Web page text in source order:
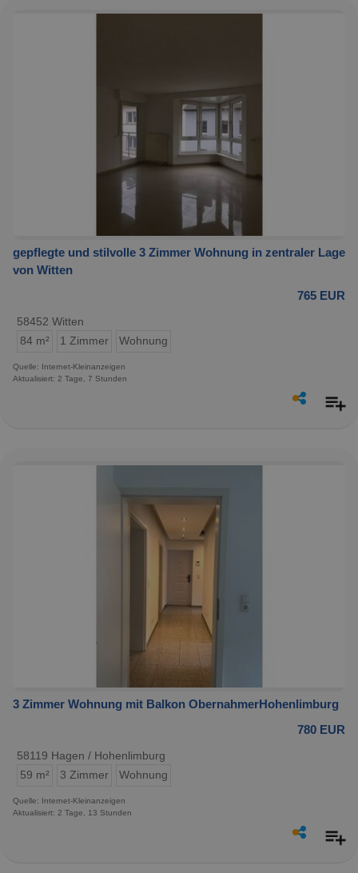
gepflegte und stilvolle 3 Zimmer Wohnung in zentraler Lage
von Witten
765 EUR
58452 Witten
84 m²
1 Zimmer Wohnung
Quelle: Internet-Kleinanzeigen
Aktualisiert: 2 Tage, 7 Stunden
3 Zimmer Wohnung mit Balkon ObernahmerHohenlimburg
780 EUR
58119 Hagen / Hohenlimburg
59 m²
3 Zimmer Wohnung
Quelle: Internet-Kleinanzeigen
Aktualisiert: 2 Tage, 13 Stunden